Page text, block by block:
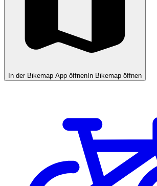
In der Bikemap App öffnen In Bikemap öffnen